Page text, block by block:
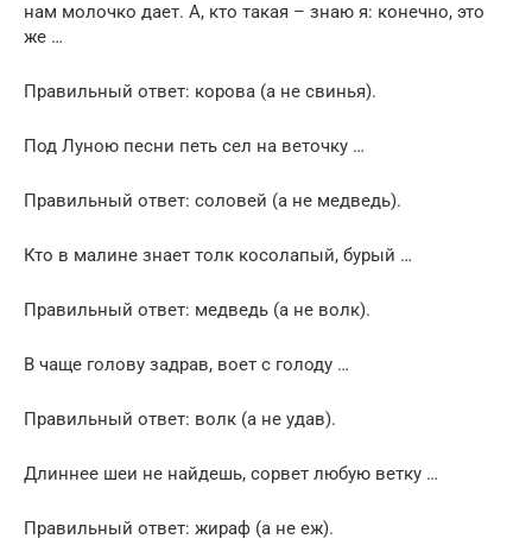
нам молочко дает. А, кто такая – знаю я: конечно, это
же …
Правильный ответ: корова (а не свинья).
Под Луною песни петь сел на веточку …
Правильный ответ: соловей (а не медведь).
Кто в малине знает толк косолапый, бурый …
Правильный ответ: медведь (а не волк).
В чаще голову задрав, воет с голоду …
Правильный ответ: волк (а не удав).
Длиннее шеи не найдешь, сорвет любую ветку …
Правильный ответ: жираф (а не еж).